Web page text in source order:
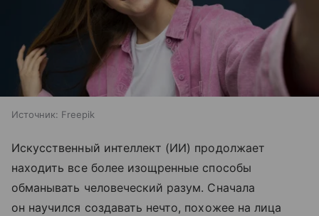
Источник: Freepik
Искусственный интеллект (ИИ) продолжает
находить все более изощренные способы
обманывать человеческий разум. Сначала
он научился создавать нечто, похожее на лица